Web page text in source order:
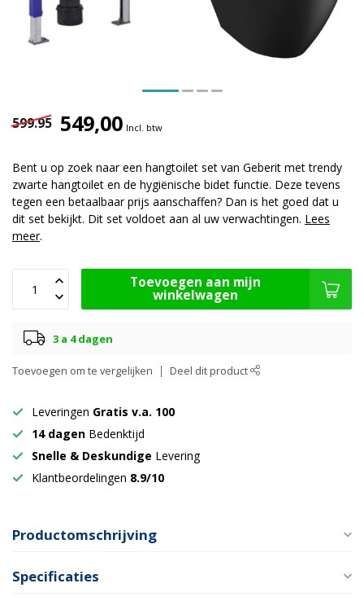
599.95 549,00 Incl. btw
Bent u op zoek naar een hangtoilet set van Geberit met trendy
zwarte hangtoilet en de hygiënische bidet functie. Deze tevens
tegen een betaalbaar prijs aanschaffen? Dan is het goed dat u
dit set bekijkt. Dit set voldoet aan al uw verwachtingen. Lees
meer.
Toevoegen aan mijn
winkelwagen
3 a 4 dagen
Toevoegen om te vergelijken Deel dit product
Leveringen Gratis v.a. 100
14 dagen Bedenktijd
Snelle & Deskundige Levering
Klantbeordelingen 8.9/10
Productomschrijving
Specificaties